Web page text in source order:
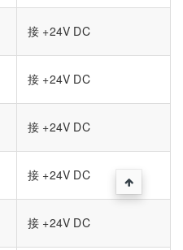
接 +24V DC
接 +24V DC
接 +24V DC
接 +24V DC
接 +24V DC